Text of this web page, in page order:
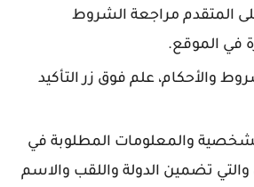
المتقدم مراجعة الشروط
في الموقع.
والأحكام، علم فوق زر التأكيد
والمعلومات المطلوبة في
والتي تضمين الدولة واللقب والاسم